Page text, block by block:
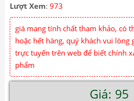
Lượt Xem: 973
giá mang tính chất tham khảo, có
hoặc hết hàng, quý khách vui lòng
trực tuyến trên web để biết chính
phẩm
Giá: 95